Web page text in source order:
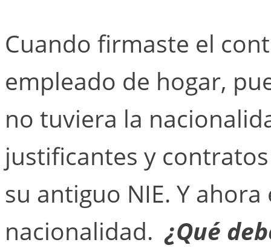
Cuando firmaste el
empleado de hogar,
no tuviera la
justificantes y
su antiguo NIE. Y
nacionalidad. ¿Qué